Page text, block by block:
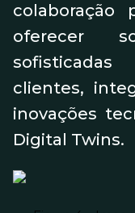
colaboração
oferecer
clientes,
inovações
Digital Twins.